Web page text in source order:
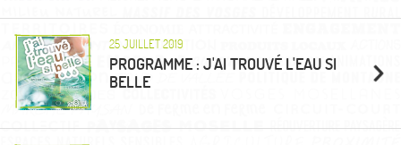
25 JUILLET 2019
PROGRAMME : J'AI TROUVÉ L'EAU SI
BELLE